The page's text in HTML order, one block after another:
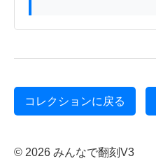
コレクションに戻る
© 2026 みんなで翻刻V3